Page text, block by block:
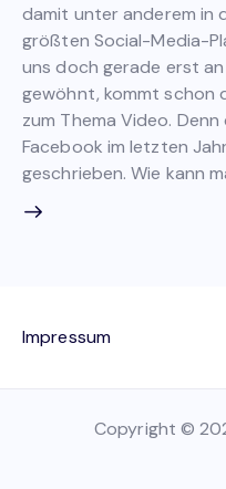
damit unter anderem in
größten Social-Media-
uns doch gerade erst
gewöhnt, kommt schon
zum Thema Video.
Facebook im letzten
geschrieben. Wie kann
Impressum
Copyright ©